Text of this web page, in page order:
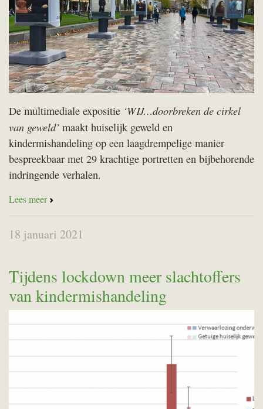
De multimediale expositie ‘WIJ…doorbreken de cirkel
van geweld’ maakt huiselijk geweld en
kindermishandeling op een laagdrempelige manier
bespreekbaar met 29 krachtige portretten en bijbehorende
indringende verhalen.
Lees meer
18 januari 2021
Tijdens lockdown meer slachtoffers
van kindermishandeling